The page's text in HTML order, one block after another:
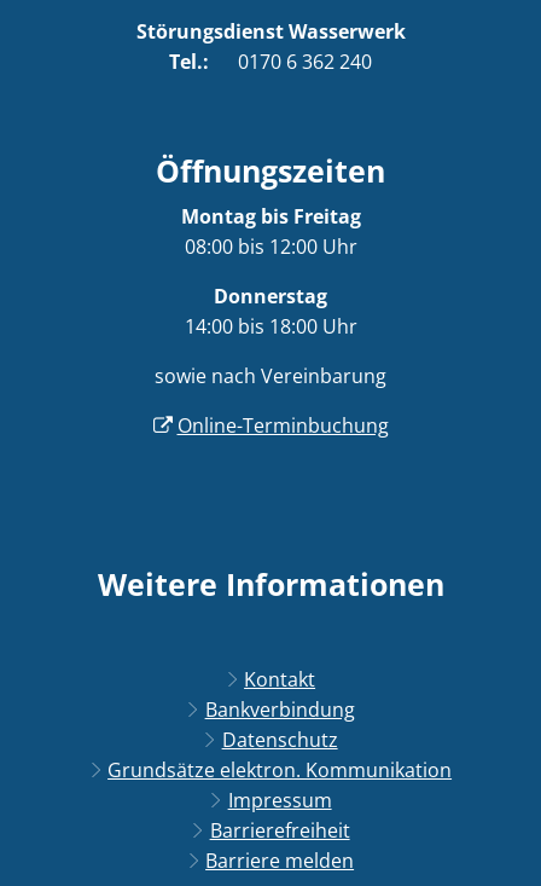
Störungsdienst Wasserwerk
Tel.: 0170 6 362 240
Öffnungszeiten
Montag bis Freitag
08:00 bis 12:00 Uhr
Donnerstag
14:00 bis 18:00 Uhr
sowie nach Vereinbarung
Online-Terminbuchung
Weitere Informationen
Kontakt
Bankverbindung
Datenschutz
Grundsätze elektron. Kommunikation
Impressum
Barrierefreiheit
Barriere melden